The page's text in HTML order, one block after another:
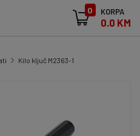
0 KORPA
0.0 KM
Kilo ključ M2363-1